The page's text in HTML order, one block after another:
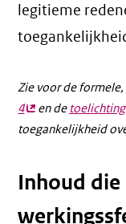
legitieme
Zie voor de
4(externe
link)
en de
toegankelijkheid
Inhoud